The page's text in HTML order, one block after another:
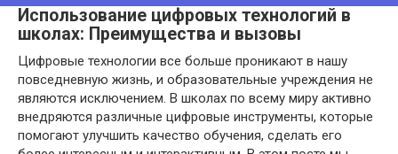
Использование цифровых технологий в
школах: Преимущества и вызовы
Цифровые технологии все больше проникают в нашу
повседневную жизнь, и образовательные учреждения не
являются исключением. В школах по всему миру активно
внедряются различные цифровые инструменты, которые
помогают улучшить качество обучения, сделать его